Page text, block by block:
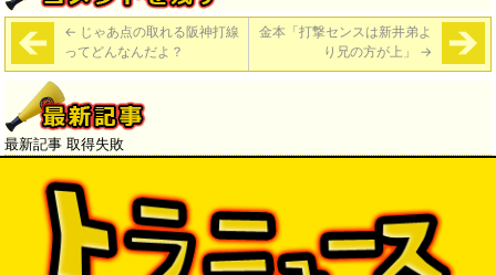
← じゃあ点の取れる阪神打線
ってどんなんだよ？
金本「打撃センスは新井弟よ
り兄の方が上」 →
最新記事 取得失敗